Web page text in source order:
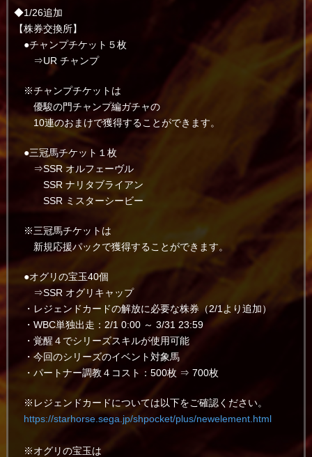
◆1/26追加
【株券交換所】
●チャンプチケット５枚
⇒UR チャンプ
※チャンプチケットは
優駿の門チャンプ編ガチャの
10連のおまけで獲得することができます。
●三冠馬チケット１枚
⇒SSR オルフェーヴル
SSR ナリタブライアン
SSR ミスターシービー
※三冠馬チケットは
新規応援パックで獲得することができます。
●オグリの宝玉40個
⇒SSR オグリキャップ
・レジェンドカードの解放に必要な株券（2/1より追加）
・WBC単独出走：2/1 0:00 ～ 3/31 23:59
・覚醒４でシリーズスキルが使用可能
・今回のシリーズのイベント対象馬
・パートナー調教４コスト：500枚 ⇒ 700枚
※レジェンドカードについては以下をご確認ください。
https://starhorse.sega.jp/shpocket/plus/newelement.html
※オグリの宝玉は